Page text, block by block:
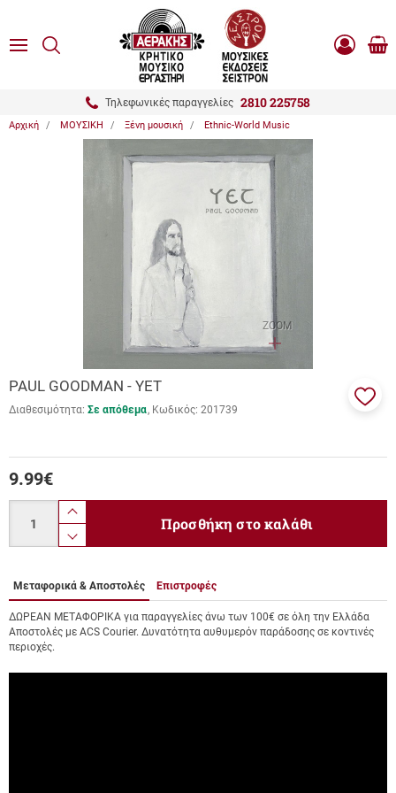
MENUΑΝΑΖΗΤΗΣΗ
Τηλεφωνικές παραγγελίες 2810 225758
Είσοδος
Αρχική ΜΟΥΣΙΚΗ Ξένη μουσική Ethnic-World Music
ZOOM
PAUL GOODMAN - YET
Διαθεσιμότητα: Σε απόθεμα Κωδικός: 201739
9.99€
product.increase.quantity
product.decrease.quantity
Προσθήκη στο καλάθι
Μεταφορικά & Αποστολές Επιστροφές
ΔΩΡΕΑΝ ΜΕΤΑΦΟΡΙΚΑ για παραγγελίες άνω των 100€ σε όλη την Ελλάδα
Αποστολές με ACS Courier. Δυνατότητα αυθυμερόν παράδοσης σε κοντινές
περιοχές.